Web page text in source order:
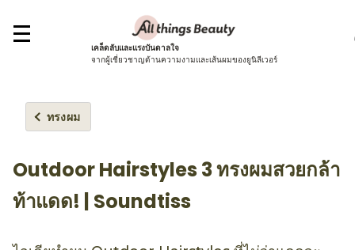
เคล็ดลับและแรงบันดาลใจ
จากผู้เชี่ยวชาญด้านความงามและเส้นผมของยูนิลีเวอร์
ทรงผม
Outdoor Hairstyles 3 ทรงผมสวยกล้า
ท้าแดด! | Soundtiss